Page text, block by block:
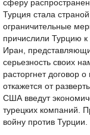
сферу
Турция стала
ограничительные
причислили Турцию к
Иран,
серьезность своих
расторгнет договор
откажется от
США введут
турецких компаний.
войну против Турции.